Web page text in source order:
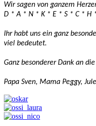
Wir sagen von ganzem
D * A * N * K * E * S * C * H
Ihr habt uns ein ganz
viel bedeutet.
Ganz besonderer Dank an
Papa Sven, Mama Peggy,